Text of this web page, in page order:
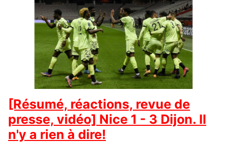
[Résumé, réactions, revue de
presse, vidéo] Nice 1 - 3 Dijon. Il
n'y a rien à dire!